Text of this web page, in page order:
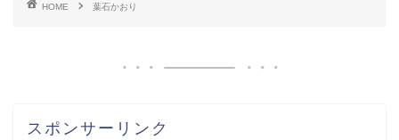
HOME 葉石かおり
スポンサーリンク